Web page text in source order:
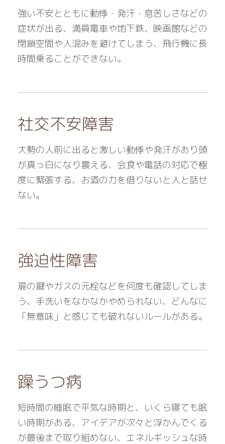
強い不安とともに動悸・発汗・息苦しさなどの
症状が出る、満員電車や地下鉄、映画館などの
閉鎖空間や人混みを避けてしまう、飛行機に長
時間乗ることができない。
社交不安障害
大勢の人前に出ると激しい動悸や発汗があり頭
が真っ白になり震える、会食や電話の対応で極
度に緊張する、お酒の力を借りないと人と話せ
ない。
強迫性障害
扉の鍵やガスの元栓などを何度も確認してしま
う、手洗いをなかなかやめられない、どんなに
「無意味」と感じても破れないルールがある。
躁うつ病
短時間の睡眠で平気な時期と、いくら寝ても眠
い時期がある、アイデアが次々と浮かんでくる
が最後まで取り組めない、エネルギッシュな時